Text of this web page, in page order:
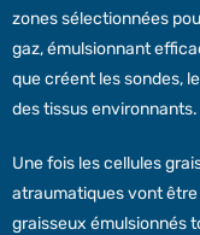
zones sélectionnées
gaz, émulsionnant
que créent les sondes,
des tissus environnants.
Une fois les cellules
atraumatiques vont
graisseux émulsionnés